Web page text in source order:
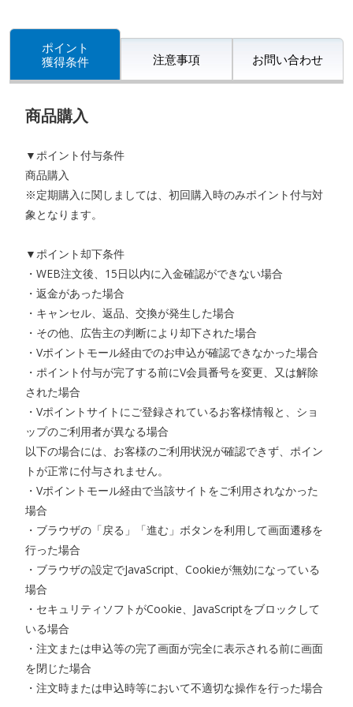
ポイント
獲得条件
注意事項 お問い合わせ
商品購入
▼ポイント付与条件
商品購入
※定期購入に関しましては、初回購入時のみポイント付与対
象となります。
▼ポイント却下条件
・WEB注文後、15日以内に入金確認ができない場合
・返金があった場合
・キャンセル、返品、交換が発生した場合
・その他、広告主の判断により却下された場合
・Vポイントモール経由でのお申込が確認できなかった場合
・ポイント付与が完了する前にV会員番号を変更、又は解除
された場合
・Vポイントサイトにご登録されているお客様情報と、ショ
ップのご利用者が異なる場合
以下の場合には、お客様のご利用状況が確認できず、ポイン
トが正常に付与されません。
・Vポイントモール経由で当該サイトをご利用されなかった
場合
・ブラウザの「戻る」「進む」ボタンを利用して画面遷移を
行った場合
・ブラウザの設定でJavaScript、Cookieが無効になっている
場合
・セキュリティソフトがCookie、JavaScriptをブロックして
いる場合
・注文または申込等の完了画面が完全に表示される前に画面
を閉じた場合
・注文時または申込時等において不適切な操作を行った場合